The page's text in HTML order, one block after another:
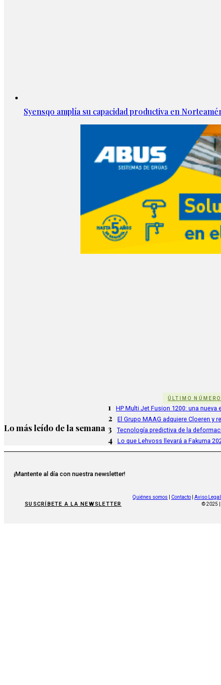
Syensqo amplía su capacidad productiva en
ÚLTIMO NÚMERO
Lo más leído de la semana
1 HP Multi Jet Fusion 1200: una
2 El Grupo MAAG adquiere Cloeren
3 Tecnología predictiva de la
4 Lo que Lehvoss llevará a Fakuma
¡Mantente al día con nuestra newsletter!
SUSCRÍBETE A LA NEWSLETTER
Quiénes somos Contacto
Aviso Legal
© 2025